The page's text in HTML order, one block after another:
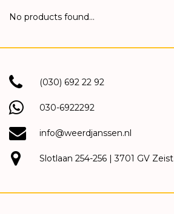
No products found...
(030) 692 22 92
030-6922292
info@weerdjanssen.nl
Slotlaan 254-256 | 3701 GV Zeist